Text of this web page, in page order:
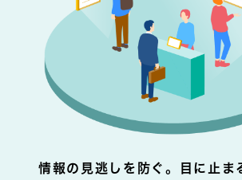
情報の見逃しを防ぐ。目に止ま